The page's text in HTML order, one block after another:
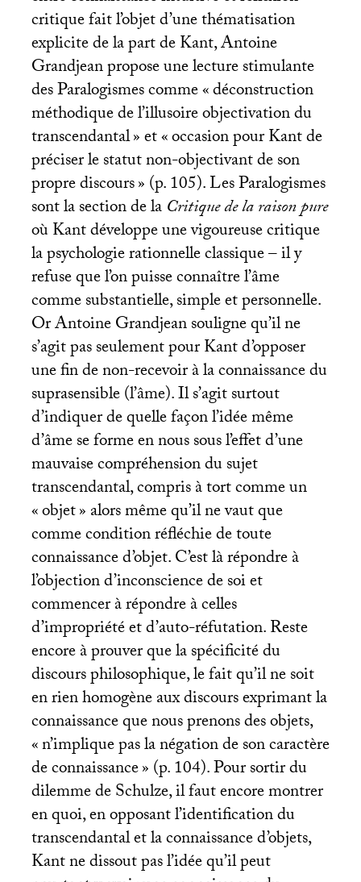
critique fait l’objet d’une thématisation
explicite de la part de Kant, Antoine
Grandjean propose une lecture stimulante
des Paralogismes comme «déconstruction
méthodique de l’illusoire objectivation du
transcendantal» et «occasion pour Kant de
préciser le statut non-objectivant de son
propre discours» (p. 105). Les Paralogismes
sont la section de laCritique de la raison pure
où Kant développe une vigoureuse critique
la psychologie rationnelle classique – il y
refuse que l’on puisse connaître l’âme
comme substantielle, simple et personnelle.
Or Antoine Grandjean souligne qu’il ne
s’agit pas seulement pour Kant d’opposer
une fin de non-recevoir à la connaissance du
suprasensible (l’âme). Il s’agit surtout
d’indiquer de quelle façon l’idée même
d’âme se forme en nous sous l’effet d’une
mauvaise compréhension du sujet
transcendantal, compris à tort comme un
«objet» alors même qu’il ne vaut que
comme condition réfléchie de toute
connaissance d’objet. C’est là répondre à
l’objection d’inconscience de soi et
commencer à répondre à celles
d’impropriété et d’auto-réfutation. Reste
encore à prouver que la spécificité du
discours philosophique, le fait qu’il ne soit
en rien homogène aux discours exprimant la
connaissance que nous prenons des objets,
«n’implique pas la négation de son caractère
de connaissance» (p. 104). Pour sortir du
dilemme de Schulze, il faut encore montrer
en quoi, en opposant l’identification du
transcendantal et la connaissance d’objets,
Kant ne dissout pas l’idée qu’il peut